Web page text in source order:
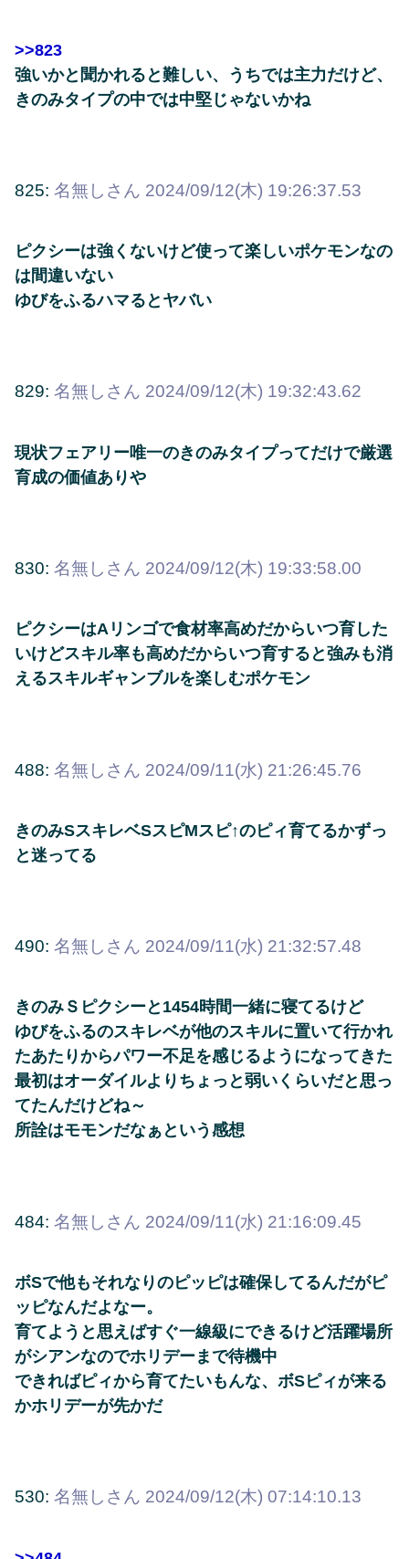
>>823
強いかと聞かれると難しい、うちでは主力だけど、
きのみタイプの中では中堅じゃないかね
825: 名無しさん 2024/09/12(木) 19:26:37.53
ピクシーは強くないけど使って楽しいポケモンなの
は間違いない
ゆびをふるハマるとヤバい
829: 名無しさん 2024/09/12(木) 19:32:43.62
現状フェアリー唯一のきのみタイプってだけで厳選
育成の価値ありや
830: 名無しさん 2024/09/12(木) 19:33:58.00
ピクシーはAリンゴで食材率高めだからいつ育した
いけどスキル率も高めだからいつ育すると強みも消
えるスキルギャンブルを楽しむポケモン
488: 名無しさん 2024/09/11(水) 21:26:45.76
きのみSスキレベSスピMスピ↑のピィ育てるかずっ
と迷ってる
490: 名無しさん 2024/09/11(水) 21:32:57.48
きのみＳピクシーと1454時間一緒に寝てるけど
ゆびをふるのスキレベが他のスキルに置いて行かれ
たあたりからパワー不足を感じるようになってきた
最初はオーダイルよりちょっと弱いくらいだと思っ
てたんだけどね～
所詮はモモンだなぁという感想
484: 名無しさん 2024/09/11(水) 21:16:09.45
ボSで他もそれなりのピッピは確保してるんだがピ
ッピなんだよなー。
育てようと思えばすぐ一線級にできるけど活躍場所
がシアンなのでホリデーまで待機中
できればピィから育てたいもんな、ボSピィが来る
かホリデーが先かだ
530: 名無しさん 2024/09/12(木) 07:14:10.13